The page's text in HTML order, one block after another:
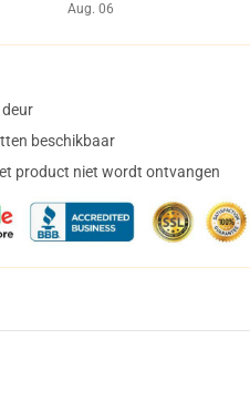
Aug. 06
beschikbaar
product niet wordt ontvangen